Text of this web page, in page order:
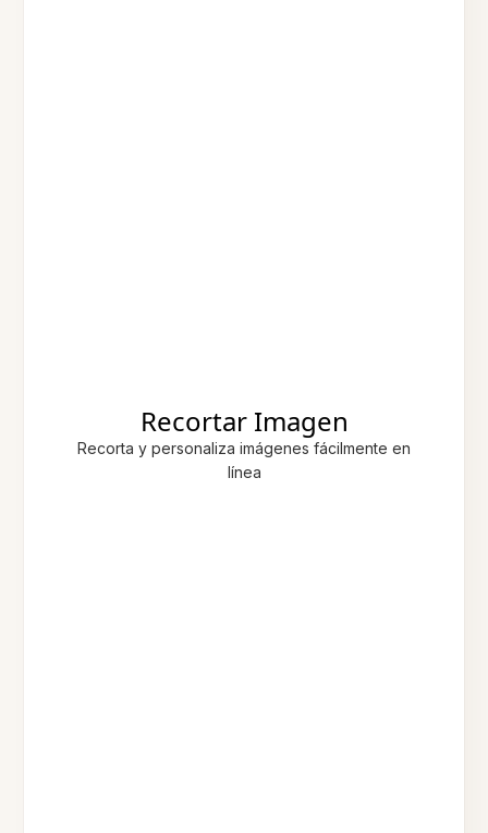
Recortar Imagen
Recorta y personaliza imágenes fácilmente en
línea